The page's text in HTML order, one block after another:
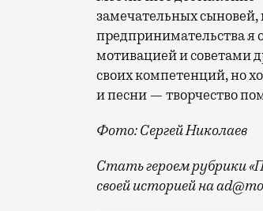
замечательных
предпринимательства я
мотивацией и советами
своих компетенций, но
и песни — творчество
Фото: Сергей Николаев
Стать героем рубрики
своей историей на